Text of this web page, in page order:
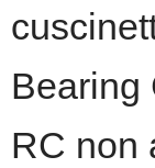
Bearing
RC non